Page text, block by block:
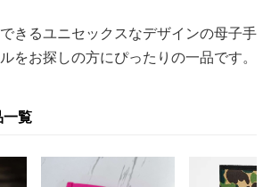
きるユニセックスなデザインの母子手
をお探しの方にぴったりの一品です。
覧